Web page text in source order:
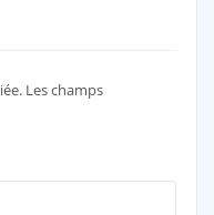
Les champs